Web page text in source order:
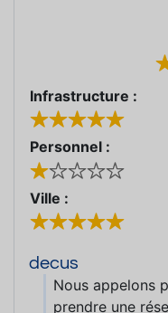
Infrastructure :
Personnel :
Ville :
decus
Nous appelons
prendre une